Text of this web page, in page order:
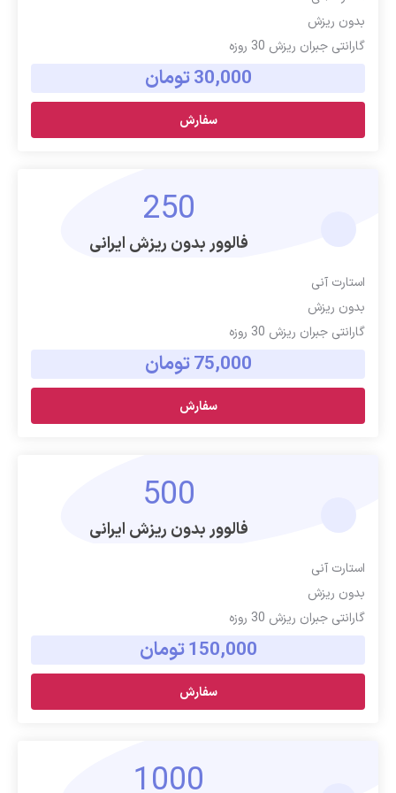
بدون ریزش
گارانتی جبران ریزش 30 روزه
30,000 تومان
سفارش
250
فالوور بدون ریزش ایرانی
استارت آنی
بدون ریزش
گارانتی جبران ریزش 30 روزه
75,000 تومان
سفارش
500
فالوور بدون ریزش ایرانی
استارت آنی
بدون ریزش
گارانتی جبران ریزش 30 روزه
150,000 تومان
سفارش
1000